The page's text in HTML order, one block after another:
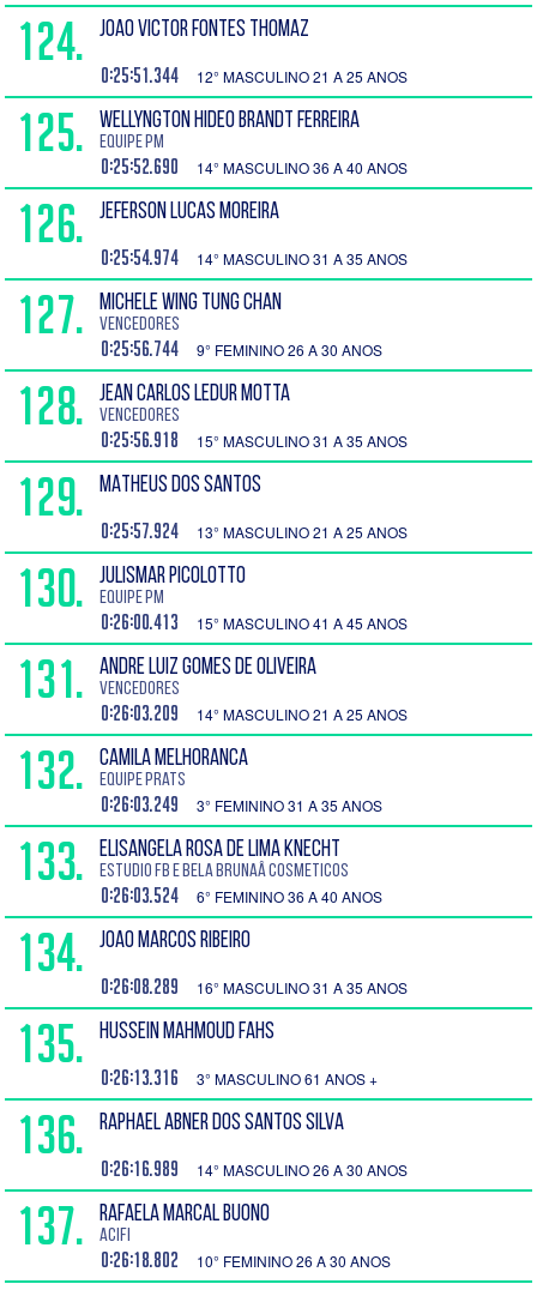
124. JOAO VICTOR FONTES THOMAZ
0:25:51.344 12° MASCULINO 21 A 25 ANOS
125. WELLYNGTON HIDEO BRANDT FERREIRA
EQUIPE PM
0:25:52.690 14° MASCULINO 36 A 40 ANOS
126. JEFERSON LUCAS MOREIRA
0:25:54.974 14° MASCULINO 31 A 35 ANOS
127. MICHELE WING TUNG CHAN
Vencedores
0:25:56.744 9° FEMININO 26 A 30 ANOS
128. JEAN CARLOS LEDUR MOTTA
Vencedores
0:25:56.918 15° MASCULINO 31 A 35 ANOS
129. MATHEUS DOS SANTOS
0:25:57.924 13° MASCULINO 21 A 25 ANOS
130. JULISMAR PICOLOTTO
EQUIPE PM
0:26:00.413 15° MASCULINO 41 A 45 ANOS
131. ANDRE LUIZ GOMES DE OLIVEIRA
Vencedores
0:26:03.209 14° MASCULINO 21 A 25 ANOS
132. CAMILA MELHORANCA
Equipe Prats
0:26:03.249 3° FEMININO 31 A 35 ANOS
133. ELISANGELA ROSA DE LIMA KNECHT
Estudio FB e Bela BrunaÂ cosmeticos
0:26:03.524 6° FEMININO 36 A 40 ANOS
134. JOAO MARCOS RIBEIRO
0:26:08.289 16° MASCULINO 31 A 35 ANOS
135. HUSSEIN MAHMOUD FAHS
0:26:13.316 3° MASCULINO 61 ANOS +
136. RAPHAEL ABNER DOS SANTOS SILVA
0:26:16.989 14° MASCULINO 26 A 30 ANOS
137. RAFAELA MARCAL BUONO
ACIFI
0:26:18.802 10° FEMININO 26 A 30 ANOS